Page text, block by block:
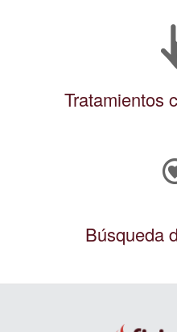
Tratamientos
Búsqueda